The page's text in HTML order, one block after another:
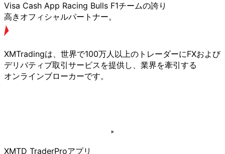
Visa Cash App Racing Bulls F1チームの誇り
高きオフィシャルパートナー。
XMTradingは、 世界で100万人以上の トレーダーにFXおよび
デリバティブ取引サービスを提供し、 業界を牽引する
オンラインブローカーです。
XMTD TraderProアプリ